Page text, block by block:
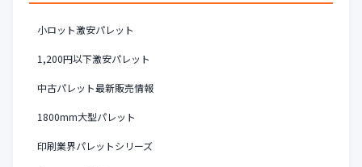
小ロット激安パレット
1,200円以下激安パレット
中古パレット最新販売情報
1800mm大型パレット
印刷業界パレットシリーズ